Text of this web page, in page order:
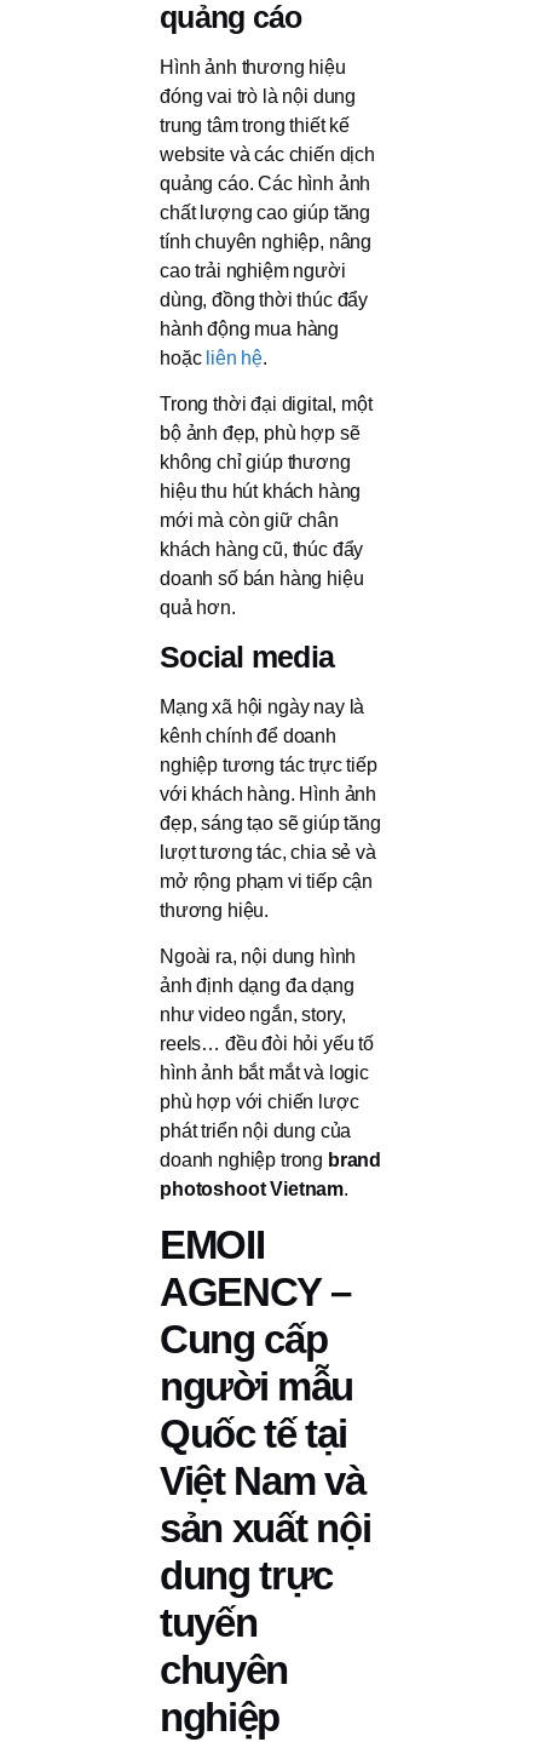
quảng cáo
Hình ảnh thương hiệu
đóng vai trò là nội dung
trung tâm trong thiết kế
website và các chiến dịch
quảng cáo. Các hình ảnh
chất lượng cao giúp tăng
tính chuyên nghiệp, nâng
cao trải nghiệm người
dùng, đồng thời thúc đẩy
hành động mua hàng
hoặc liên hệ.
Trong thời đại digital, một
bộ ảnh đẹp, phù hợp sẽ
không chỉ giúp thương
hiệu thu hút khách hàng
mới mà còn giữ chân
khách hàng cũ, thúc đẩy
doanh số bán hàng hiệu
quả hơn.
Social media
Mạng xã hội ngày nay là
kênh chính để doanh
nghiệp tương tác trực tiếp
với khách hàng. Hình ảnh
đẹp, sáng tạo sẽ giúp tăng
lượt tương tác, chia sẻ và
mở rộng phạm vi tiếp cận
thương hiệu.
Ngoài ra, nội dung hình
ảnh định dạng đa dạng
như video ngắn, story,
reels… đều đòi hỏi yếu tố
hình ảnh bắt mắt và logic
phù hợp với chiến lược
phát triển nội dung của
doanh nghiệp trong brand
photoshoot Vietnam.
EMOII
AGENCY –
Cung cấp
người mẫu
Quốc tế tại
Việt Nam và
sản xuất nội
dung trực
tuyến
chuyên
nghiệp